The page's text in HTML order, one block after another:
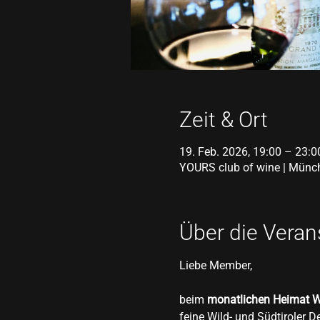
Zeit & Ort
19. Feb. 2026, 19:00 –
YOURS club of wine |
Über die
Liebe Member,
beim monatlichen Heimat
feine Wild- und Südtiroler